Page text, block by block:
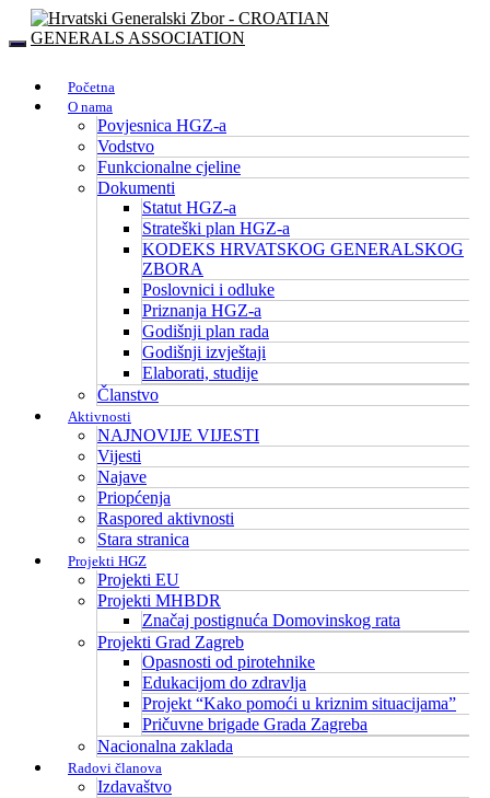
Početna
O nama
Povjesnica HGZ-a
Vodstvo
Funkcionalne cjeline
Dokumenti
Statut HGZ-a
Strateški plan HGZ-a
KODEKS HRVATSKOG GENERALSKOG
ZBORA
Poslovnici i odluke
Priznanja HGZ-a
Godišnji plan rada
Godišnji izvještaji
Elaborati, studije
Članstvo
Aktivnosti
NAJNOVIJE VIJESTI
Vijesti
Najave
Priopćenja
Raspored aktivnosti
Stara stranica
Projekti HGZ
Projekti EU
Projekti MHBDR
Značaj postignuća Domovinskog rata
Projekti Grad Zagreb
Opasnosti od pirotehnike
Edukacijom do zdravlja
Projekt “Kako pomoći u kriznim situacijama”
Pričuvne brigade Grada Zagreba
Nacionalna zaklada
Radovi članova
Izdavaštvo